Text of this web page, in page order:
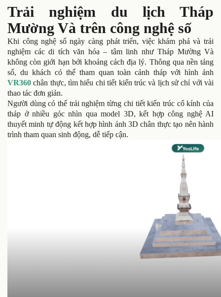
Trải nghiệm du lịch Tháp
Mường Và trên công nghệ số
Khi công nghệ số ngày càng phát triển, việc khám phá và trải
nghiệm các di tích văn hóa – tâm linh như Tháp Mường Và
không còn giới hạn bởi khoảng cách địa lý. Thông qua nền tảng
số, du khách có thể tham quan toàn cảnh tháp với hình ảnh
VR360 chân thực, tìm hiểu chi tiết kiến trúc và lịch sử chỉ với vài
thao tác đơn giản.
Người dùng có thể trải nghiệm từng chi tiết kiến trúc cổ kính của
tháp ở nhiều góc nhìn qua model 3D, kết hợp công nghệ AI
thuyết minh tự động kết hợp hình ảnh 3D chân thực tạo nên hành
trình tham quan sinh động, dễ tiếp cận.